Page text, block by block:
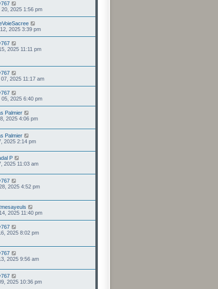
2025 1:56 pm
2025 3:39 pm
2025 11:11 pm
2025 11:17 am
2025 6:40 pm
Palmier
2025 4:06 pm
Palmier
2025 2:14 pm
P
2025 11:03 am
2025 4:52 pm
2025 11:40 pm
2025 8:02 pm
2025 9:56 am
2025 10:36 pm